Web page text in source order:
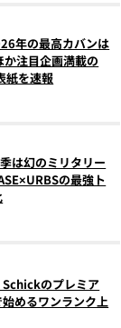
年の最高カバンは
注目企画満載の
紙を速報
は幻のミリタリー
の最強ト
のプレミア
めるワンランク上